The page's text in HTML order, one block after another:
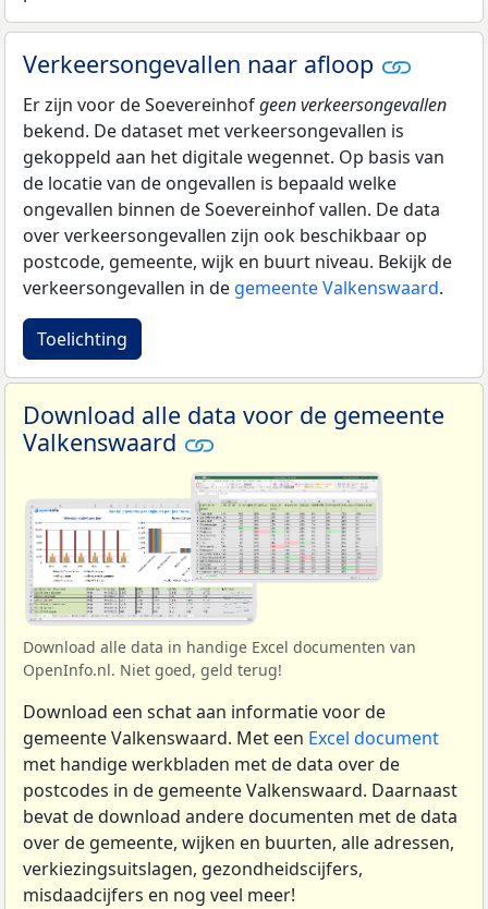
Verkeersongevallen naar afloop
Er zijn voor de Soevereinhofgeen verkeersongevallen
bekend. De dataset met verkeersongevallen is
gekoppeld aan het digitale wegennet. Op basis van
de locatie van de ongevallen is bepaald welke
ongevallen binnen de Soevereinhof vallen. De data
over verkeersongevallen zijn ook beschikbaar op
postcode, gemeente, wijk en buurt niveau. Bekijk de
verkeersongevallen in de gemeente Valkenswaard.
Toelichting
Download alle data voor de gemeente
Valkenswaard
Download alle data in handige Excel documenten van
OpenInfo.nl. Niet goed, geld terug!
Download een schat aan informatie voor de
gemeente Valkenswaard. Met een Excel document
met handige werkbladen met de data over de
postcodes in de gemeente Valkenswaard. Daarnaast
bevat de download andere documenten met de data
over de gemeente, wijken en buurten, alle adressen,
verkiezingsuitslagen, gezondheidscijfers,
misdaadcijfers en nog veel meer!